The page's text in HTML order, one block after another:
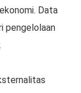
Data
pengelolaan